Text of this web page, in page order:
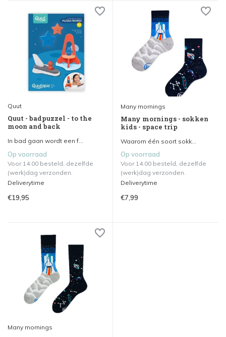
Quut
Quut - badpuzzel - to the
moon and back
In bad gaan wordt een f...
Op voorraad
Voor 14.00 besteld, dezelfde
(werk)dag verzonden.
Deliverytime
€19,95
Many mornings
Many mornings - sokken
kids - space trip
Waarom één soort sokk...
Op voorraad
Voor 14.00 besteld, dezelfde
(werk)dag verzonden.
Deliverytime
€7,99
Many mornings